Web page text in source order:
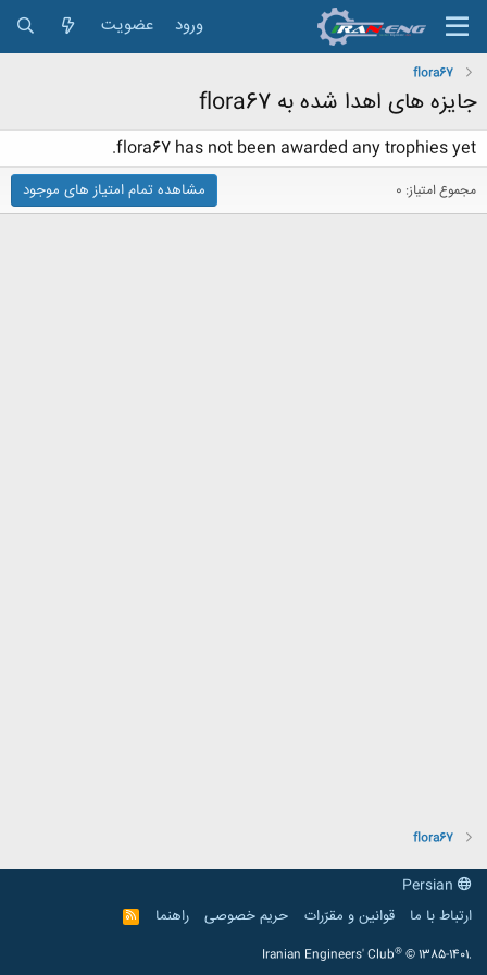
ورود عضویت
flora67
جایزه های اهدا شده به flora67
flora67 has not been awarded any trophies yet.
مجموع امتیاز: 0 مشاهده تمام امتیاز های موجود
flora67
ارتباط با ما
قوانین و مقرّرات حریم خصوصی راهنما
R
S
Iranian Engineers' Club® © 1385-1401.